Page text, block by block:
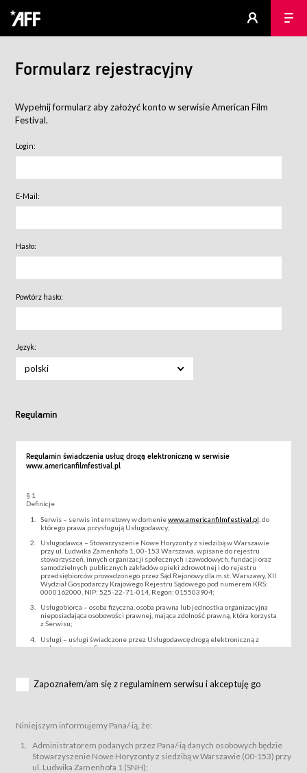
Formularz rejestracyjny
Wypełnij formularz aby założyć konto w serwisie American Film
Festival.
Login:
E-Mail:
Hasło:
Powtórz hasło:
Język:
polski
Regulamin
Regulamin świadczenia usług drogą elektroniczną w serwisie
www.americanfilmfestival.pl
§ 1
Definicje
Serwis – serwis internetowy w domeniewww.americanfilmfestival.pl , do
którego prawa przysługują Usługodawcy;
Usługodawca – Stowarzyszenie Nowe Horyzonty z siedzibą w Warszawie
przy ul. Ludwika Zamenhofa 1, 00-153 Warszawa, wpisane do rejestru
stowarzyszeń, innych organizacji społecznych i zawodowych, fundacji oraz
samodzielnych publicznych zakładów opieki zdrowotnej i do rejestru
przedsiębiorców prowadzonego przez Sąd Rejonowy dla m.st. Warszawy, XII
Wydział Gospodarczy Krajowego Rejestru Sądowego pod numerem KRS:
0000162000, NIP: 525-22-71-014, Regon: 015503904;
Usługobiorca – osoba fizyczna, osoba prawna lub jednostka organizacyjna
nieposiadająca osobowości prawnej, mająca zdolność prawną, która korzysta
z Serwisu;
Usługi – usługi świadczone przez Usługodawcę drogą elektroniczną z
wykorzystaniem Serwisu;
za pośrednictwem Serwisu;
podmiotom z branży mediów i filmowej (Akredytacje);
Bilety – wybrane dokumenty potwierdzające zawarcie umowy z
Usługodawcą i uprawniające do wzięcia udziału w Wydarzeniu,
przewidziane przez Usługodawcę dla danego Wydarzenia, tj. uprawniające
do uczestnictwa w wielu albo w pojedynczych seansach filmowych,
Zapoznałem/am się z regulaminem serwisu i akceptuję go
Niniejszym informujemy Pana/-ią, że:
Administratorem podanych przez Pana/-ią danych osobowych będzie
Stowarzyszenie Nowe Horyzonty z siedzibą w Warszawie (00-153) przy
ul. Ludwika Zamenhofa 1 (SNH);